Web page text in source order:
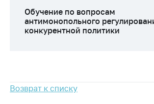
Обучение по вопросам
антимонопольного
конкурентной политики
Возврат к списку